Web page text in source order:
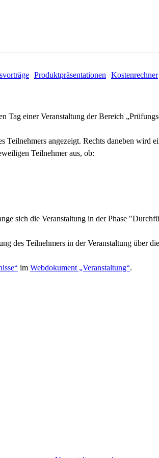
Produktpräsentationen Kostenrechner
einer Veranstaltung der Bereich
angezeigt. Rechts daneben wird
Teilnehmer aus, ob:
sich die Veranstaltung in der Phase
des Teilnehmers in der Veranstaltung über
im Webdokument „Veranstaltung“.